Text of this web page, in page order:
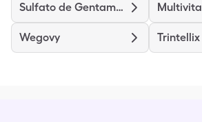
Sulfato de Gentamicina
Wegovy Trintellix